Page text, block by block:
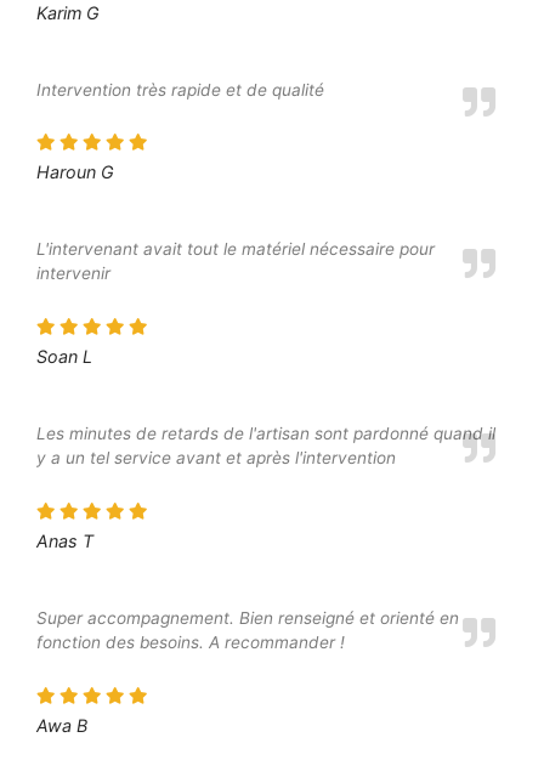
Karim G
Intervention très rapide et de qualité
Haroun G
L'intervenant avait tout le matériel nécessaire pour
intervenir
Soan L
Les minutes de retards de l'artisan sont pardonné quand il
y a un tel service avant et après l'intervention
Anas T
Super accompagnement. Bien renseigné et orienté en
fonction des besoins. A recommander !
Awa B